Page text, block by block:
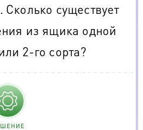
существует
из ящика одной
2-го сорта?